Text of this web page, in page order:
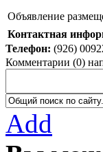
Объявление
Контактная
Телефон: (926)
Комментарии (0)
Add